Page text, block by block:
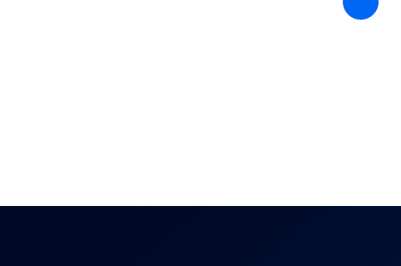
Pakkauksen tiedot